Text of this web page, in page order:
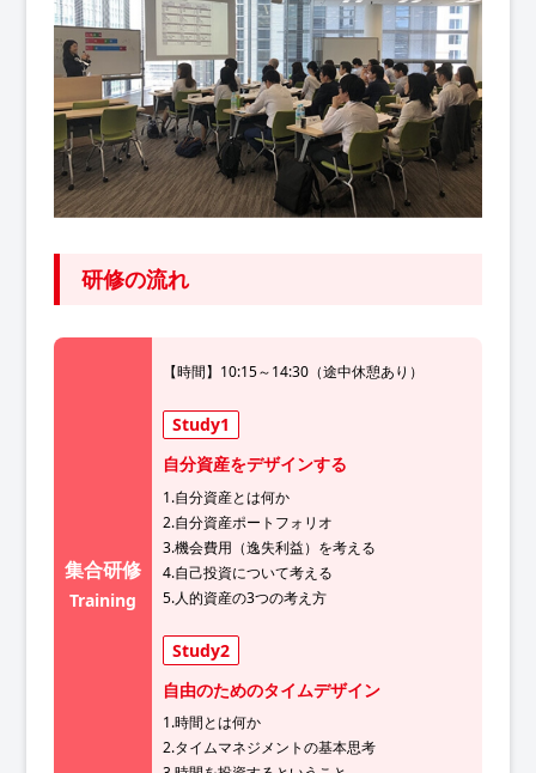
研修の流れ
集合研修
Training
【時間】10:15～14:30（途中休憩あり）
Study1
自分資産をデザインする
1.自分資産とは何か
2.自分資産ポートフォリオ
3.機会費用（逸失利益）を考える
4.自己投資について考える
5.人的資産の3つの考え方
Study2
自由のためのタイムデザイン
1.時間とは何か
2.タイムマネジメントの基本思考